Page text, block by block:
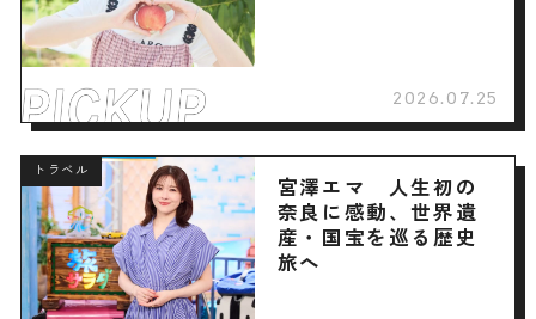
2026.07.25
トラベル
宮澤エマ 人生初の
奈良に感動、世界遺
産・国宝を巡る歴史
旅へ